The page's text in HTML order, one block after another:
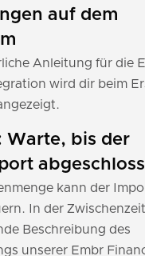
auf dem
Anleitung für die
wird dir beim
Warte, bis der
kann der
In der
Beschreibung des
unserer Embr